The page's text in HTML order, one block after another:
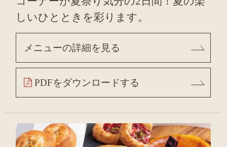
しいひとときを彩ります。
メニューの詳細を見る
PDFをダウンロードする